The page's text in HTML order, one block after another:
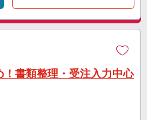
書類整理・受注入力中心